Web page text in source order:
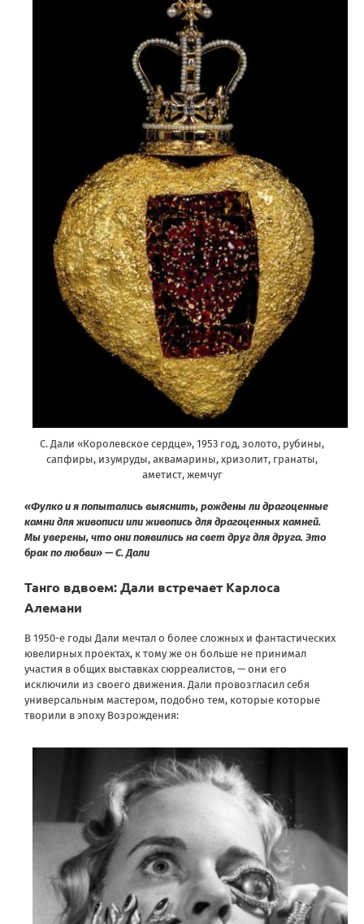
С. Дали «Королевское сердце», 1953 год, золото, рубины,
сапфиры, изумруды, аквамарины, хризолит, гранаты,
аметист, жемчуг
«Фулко и я попытались выяснить, рождены ли драгоценные
камни для живописи или живопись для драгоценных камней.
Мы уверены, что они появились на свет друг для друга. Это
брак по любви» — С. Дали
Танго вдвоем: Дали встречает Карлоса
Алемани
В 1950-е годы Дали мечтал о более сложных и фантастических
ювелирных проектах, к тому же он больше не принимал
участия в общих выставках сюрреалистов, — они его
исключили из своего движения. Дали провозгласил себя
универсальным мастером, подобно тем, которые которые
творили в эпоху Возрождения: